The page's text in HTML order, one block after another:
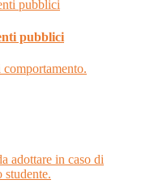
pubblici
adottare in caso di
studente.